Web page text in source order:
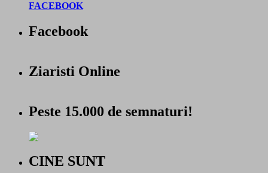
FACEBOOK
Facebook
Ziaristi Online
Peste 15.000 de semnaturi!
CINE SUNT